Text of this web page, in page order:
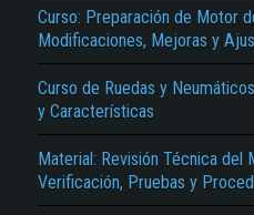
Curso: Preparación de Motor
Modificaciones, Mejoras y
Curso de Ruedas y
y Características
Material: Revisión Técnica del
Verificación, Pruebas y